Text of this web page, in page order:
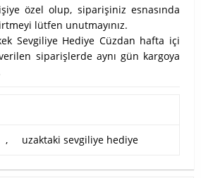
özel olup, siparişiniz esnasında
lütfen unutmayınız.
Sevgiliye Hediye Cüzdan hafta içi
siparişlerde aynı gün kargoya
, uzaktaki sevgiliye hediye